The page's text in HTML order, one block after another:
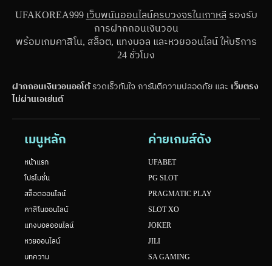
UFAKOREA999 เว็บพนันออนไลน์ครบวงจรในเกาหลี รองรับ
การฝากถอนเงินวอน
พร้อมเกมคาสิโน, สล็อต, แทงบอล และหวยออนไลน์ ให้บริการ
24 ชั่วโมง
ฝากถอนเงินวอนออโต้ รวดเร็วทันใจ การันตีความปลอดภัย และ เว็บตรง
ไม่ผ่านเอเย่นต์
เมนูหลัก
หน้าแรก
โปรโมชั่น
สล็อตออนไลน์
คาสิโนออนไลน์
แทงบอลออนไลน์
หวยออนไลน์
บทความ
ค่ายเกมส์ดัง
UFABET
PG SLOT
PRAGMATIC PLAY
SLOT XO
JOKER
JILI
SA GAMING